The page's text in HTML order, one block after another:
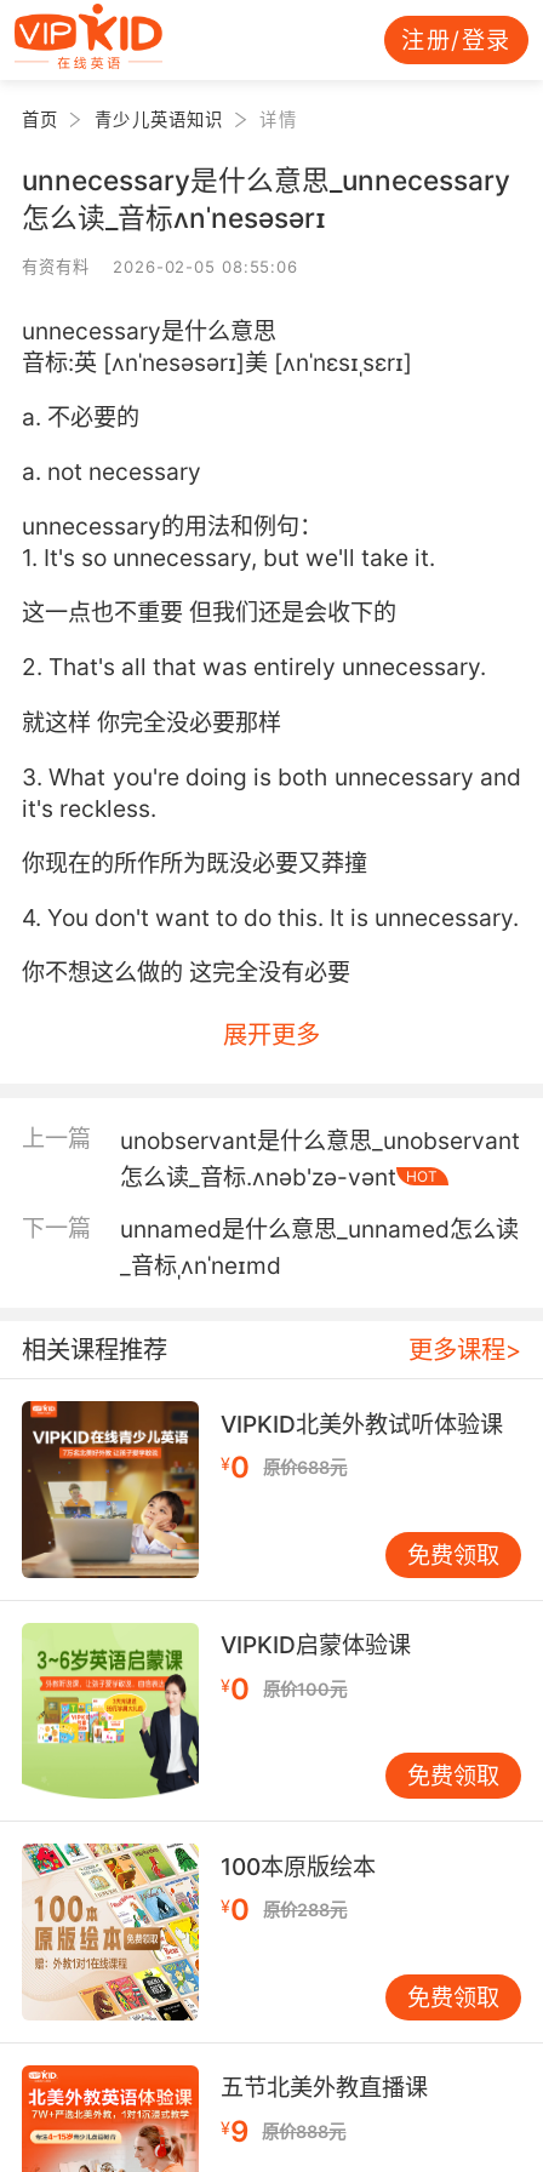
注册/登录
首页 青少儿英语知识 详情
unnecessary是什么意思_unnecessary
怎么读_音标ʌnˈnesəsərɪ
有资有料 2026-02-05 08:55:06
unnecessary是什么意思
音标:英 [ʌnˈnesəsərɪ]美 [ʌnˈnɛsɪˌsɛrɪ]
a. 不必要的
a. not necessary
unnecessary的用法和例句：
1. It's so unnecessary, but we'll take it.
这一点也不重要 但我们还是会收下的
2. That's all that was entirely unnecessary.
就这样 你完全没必要那样
3. What you're doing is both unnecessary and
it's reckless.
你现在的所作所为既没必要又莽撞
4. You don't want to do this. It is unnecessary.
你不想这么做的 这完全没有必要
5. Father, this is all unnecessary and
6. The truth would be unnecessary and
说实话根本没有必要 也很伤人
of you all the same.
根本没这必要 不过还是感谢你们了
8. But in some unnecessary and fun way.
但是要用不必要的有趣的方法
9. nor did I apply any unnecessary force.
10. Not unnecessary if they keep me out of
jail.
要能让我免受牢狱之灾就不是不必要的
展开更多
上一篇
unobservant是什么意思_unobservant
怎么读_音标.ʌnәb'zә-vәnt
HOT
下一篇
unnamed是什么意思_unnamed怎么读
_音标ˌʌnˈneɪmd
相关课程推荐 更多课程>
VIPKID北美外教试听体验课
¥0 原价688元
免费领取
VIPKID启蒙体验课
¥0 原价100元
免费领取
100本原版绘本
¥0 原价288元
免费领取
五节北美外教直播课
¥9 原价888元